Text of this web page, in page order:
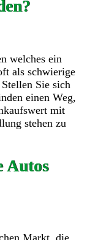
welches ein
als schwierige
Sie sich
einen Weg,
mit
stehen zu
Autos
Markt, die